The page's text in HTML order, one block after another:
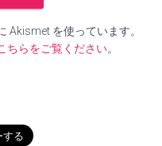
Akismet を使っています。
ちらをご覧ください。